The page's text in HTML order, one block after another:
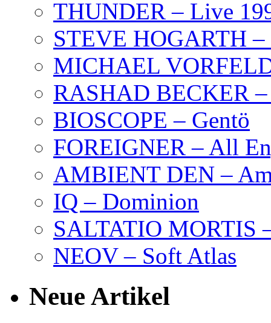
THUNDER – Live
STEVE HOGARTH –
MICHAEL
RASHAD BECKER
BIOSCOPE – Gentö
FOREIGNER – All
AMBIENT DEN –
IQ – Dominion
SALTATIO MORTIS
NEOV – Soft Atlas
Neue Artikel